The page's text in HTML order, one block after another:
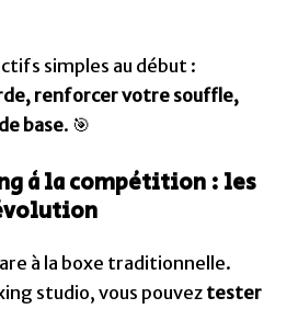
simples au début :
renforcer votre souffle,
base. 🎯
à la compétition : les
à la boxe traditionnelle.
studio, vous pouveztester